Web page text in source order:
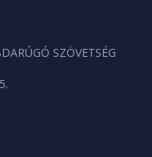
SZÖVETSÉG